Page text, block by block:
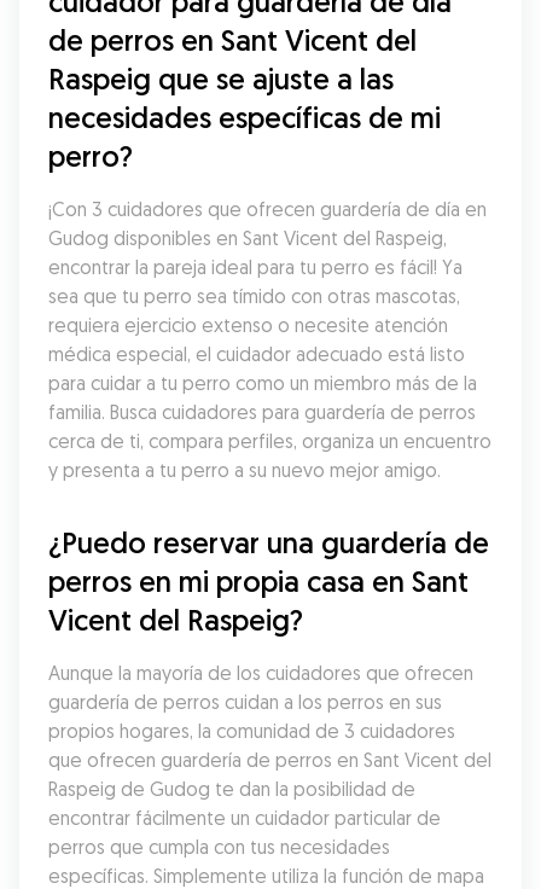
de perros en Sant Vicent del
Raspeig que se ajuste a las
necesidades específicas de mi
perro?
¡Con 3 cuidadores que ofrecen guardería de día en
Gudog disponibles en Sant Vicent del Raspeig,
encontrar la pareja ideal para tu perro es fácil! Ya
sea que tu perro sea tímido con otras mascotas,
requiera ejercicio extenso o necesite atención
médica especial, el cuidador adecuado está listo
para cuidar a tu perro como un miembro más de la
familia. Busca cuidadores para guardería de perros
cerca de ti, compara perfiles, organiza un encuentro
y presenta a tu perro a su nuevo mejor amigo.
¿Puedo reservar una guardería de
perros en mi propia casa en Sant
Vicent del Raspeig?
Aunque la mayoría de los cuidadores que ofrecen
guardería de perros cuidan a los perros en sus
propios hogares, la comunidad de 3 cuidadores
que ofrecen guardería de perros en Sant Vicent del
Raspeig de Gudog te dan la posibilidad de
encontrar fácilmente un cuidador particular de
perros que cumpla con tus necesidades
específicas. Simplemente utiliza la función de mapa